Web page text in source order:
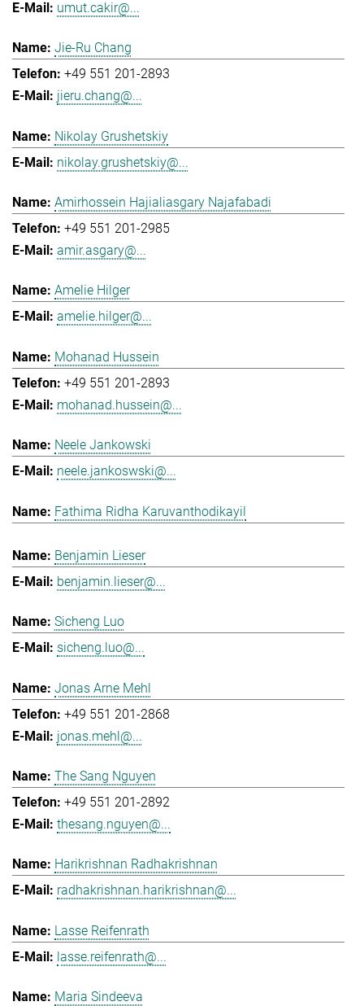
umut.cakir@...
Jie-Ru Chang
+49 551 201-2893
jieru.chang@...
Nikolay Grushetskiy
nikolay.grushetskiy@...
Amirhossein Hajialiasgary Najafabadi
+49 551 201-2985
amir.asgary@...
Amelie Hilger
amelie.hilger@...
Mohanad Hussein
+49 551 201-2893
mohanad.hussein@...
Neele Jankowski
neele.jankoswski@...
Fathima Ridha Karuvanthodikayil
Benjamin Lieser
benjamin.lieser@...
Sicheng Luo
sicheng.luo@...
Jonas Arne Mehl
+49 551 201-2868
jonas.mehl@...
The Sang Nguyen
+49 551 201-2892
thesang.nguyen@...
Harikrishnan Radhakrishnan
radhakrishnan.harikrishnan@...
Lasse Reifenrath
lasse.reifenrath@...
Maria Sindeeva